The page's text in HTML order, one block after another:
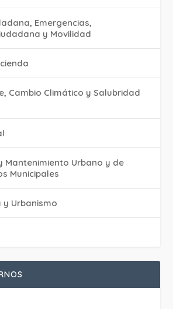
Emergencias,
y Movilidad
Cambio Climático y Salubridad
Mantenimiento Urbano y de
Municipales
Urbanismo